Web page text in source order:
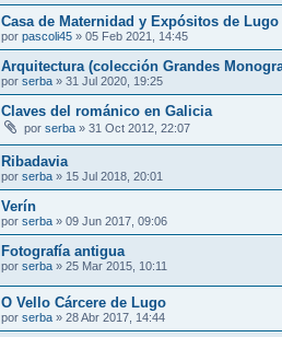
Casa de Maternidad y Expósitos de Lugo
por pascoli45 » 05 Feb 2021, 14:45
Arquitectura (colección Grandes
por serba » 31 Jul 2020, 19:25
Claves del románico en Galicia
por serba » 31 Oct 2012, 22:07
Ribadavia
por serba » 15 Jul 2018, 20:01
Verín
por serba » 09 Jun 2017, 09:06
Fotografía antigua
por serba » 25 Mar 2015, 10:11
O Vello Cárcere de Lugo
por serba » 28 Abr 2017, 14:44